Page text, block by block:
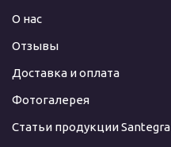
О нас
Отзывы
Доставка и оплата
Фотогалерея
Статьи продукции Santegra